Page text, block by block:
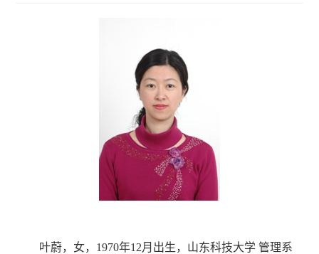
叶蔚，女，1970年12月出生，山东科技大学 管理系